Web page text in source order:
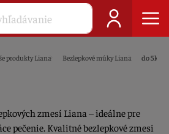
produkty Liana Bezlepkové múky Liana do 5kg
zmesí Liana – ideálne pre
pečenie. Kvalitné bezlepkové zmesi